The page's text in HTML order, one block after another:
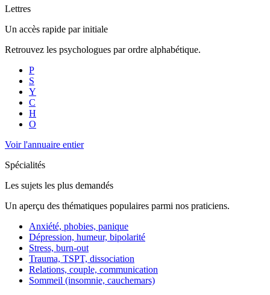
Lettres
Un accès rapide par initiale
Retrouvez les psychologues par ordre alphabétique.
P
S
Y
C
H
O
Voir l'annuaire entier
Spécialités
Les sujets les plus demandés
Un aperçu des thématiques populaires parmi nos praticiens.
Anxiété, phobies, panique
Dépression, humeur, bipolarité
Stress, burn-out
Trauma, TSPT, dissociation
Relations, couple, communication
Sommeil (insomnie, cauchemars)